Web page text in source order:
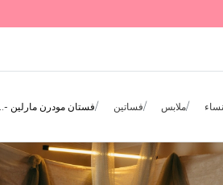
ملابس فساتين فستان مودرن مارلين -